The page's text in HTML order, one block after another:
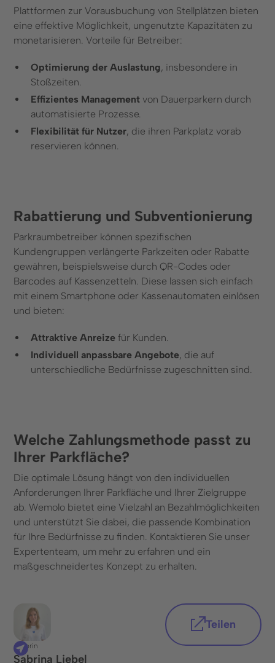
Plattformen zur Vorausbuchung von Stellplätzen bieten
eine effektive Möglichkeit, ungenutzte Kapazitäten zu
monetarisieren. Vorteile für Betreiber:
Optimierung der Auslastung, insbesondere in
Stoßzeiten.
Effizientes Management von Dauerparkern durch
automatisierte Prozesse.
Flexibilität für Nutzer, die ihren Parkplatz vorab
reservieren können.
Rabattierung und Subventionierung
Parkraumbetreiber können spezifischen
Kundengruppen verlängerte Parkzeiten oder Rabatte
gewähren, beispielsweise durch QR-Codes oder
Barcodes auf Kassenzetteln. Diese lassen sich einfach
mit einem Smartphone oder Kassenautomaten einlösen
und bieten:
Attraktive Anreize für Kunden.
Individuell anpassbare Angebote, die auf
unterschiedliche Bedürfnisse zugeschnitten sind.
Welche Zahlungsmethode passt zu
Ihrer Parkfläche?
Die optimale Lösung hängt von den individuellen
Anforderungen Ihrer Parkfläche und Ihrer Zielgruppe
ab. Wemolo bietet eine Vielzahl an Bezahlmöglichkeiten
und unterstützt Sie dabei, die passende Kombination
für Ihre Bedürfnisse zu finden. Kontaktieren Sie unser
Expertenteam, um mehr zu erfahren und ein
maßgeschneidertes Konzept zu erhalten.
Autorin
Sabrina Liebel
Teilen